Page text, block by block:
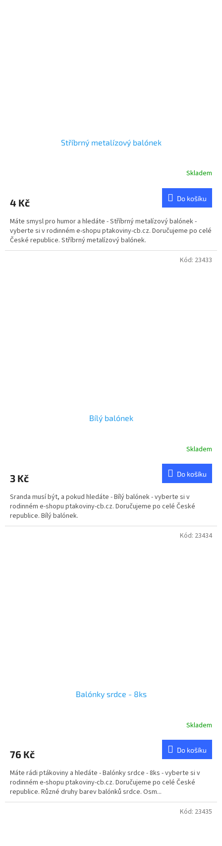
Stříbrný metalízový balónek
Skladem
4 Kč Do košíku
Máte smysl pro humor a hledáte - Stříbrný metalízový balónek -
vyberte si v rodinném e-shopu ptakoviny-cb.cz. Doručujeme po celé
České republice. Stříbrný metalízový balónek.
Bílý balónek
Skladem
3 Kč Do košíku
Sranda musí být, a pokud hledáte - Bílý balónek - vyberte si v
rodinném e-shopu ptakoviny-cb.cz. Doručujeme po celé České
republice. Bílý balónek.
Kód: 23433
Balónky srdce - 8ks
je
z
5
hvězdiček.
Skladem
76 Kč Do košíku
Máte rádi ptákoviny a hledáte - Balónky srdce - 8ks - vyberte si v
rodinném e-shopu ptakoviny-cb.cz. Doručujeme po celé České
republice. Různé druhy barev balónků srdce. Osm...
Kód: 23434
Kód: 23435